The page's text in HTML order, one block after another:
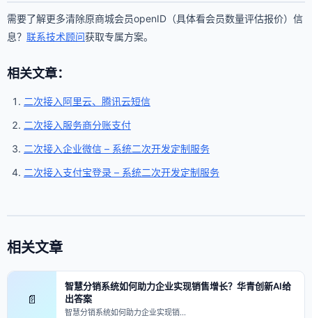
需要了解更多清除原商城会员openID（具体看会员数量评估报价）信
息？ 联系技术顾问获取专属方案。
相关文章：
二次接入阿里云、腾讯云短信
二次接入服务商分账支付
二次接入企业微信 – 系统二次开发定制服务
二次接入支付宝登录 – 系统二次开发定制服务
相关文章
📄
智慧分销系统如何助力企业实现销售增长？华青创新AI给
出答案
智慧分销系统如何助力企业实现销…